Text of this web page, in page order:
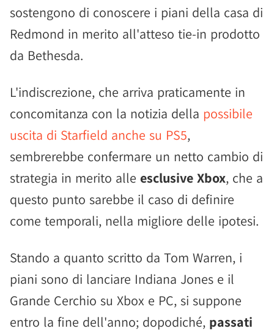
sostengono di conoscere i piani della casa di
Redmond in merito all'atteso tie-in prodotto
da Bethesda.
L'indiscrezione, che arriva praticamente in
concomitanza con la notizia della possibile
uscita di Starfield anche su PS5,
sembrerebbe confermare un netto cambio di
strategia in merito alle esclusive Xbox, che a
questo punto sarebbe il caso di definire
come temporali, nella migliore delle ipotesi.
Stando a quanto scritto da Tom Warren, i
piani sono di lanciare Indiana Jones e il
Grande Cerchio su Xbox e PC, si suppone
entro la fine dell'anno; dopodiché, passati